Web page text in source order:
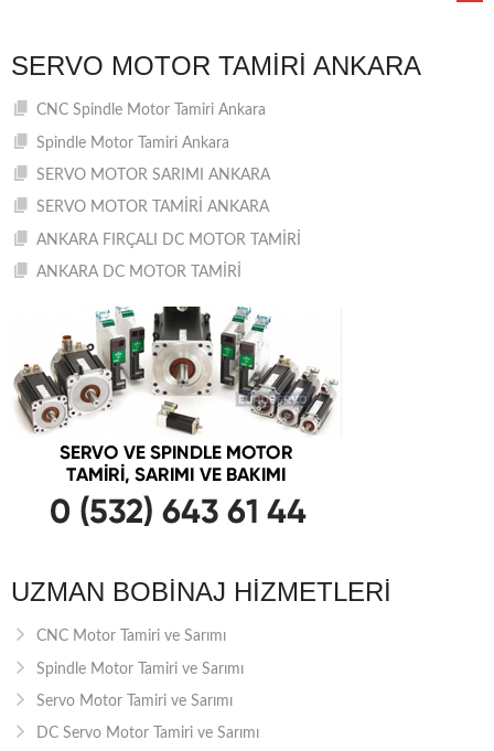
SERVO MOTOR TAMIRI ANKARA
CNC Spindle Motor Tamiri Ankara
Spindle Motor Tamiri Ankara
SERVO MOTOR SARIMI ANKARA
SERVO MOTOR TAMİRİ ANKARA
ANKARA FIRÇALI DC MOTOR TAMİRİ
ANKARA DC MOTOR TAMİRİ
UZMAN BOBINAJ HIZMETLERI
CNC Motor Tamiri ve Sarımı
Spindle Motor Tamiri ve Sarımı
Servo Motor Tamiri ve Sarımı
DC Servo Motor Tamiri ve Sarımı